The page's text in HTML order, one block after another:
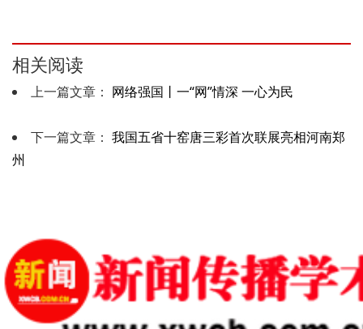
相关阅读
上一篇文章： 网络强国丨一“网”情深 一心为民
下一篇文章： 我国五省十窑唐三彩首次联展亮相河南郑
州